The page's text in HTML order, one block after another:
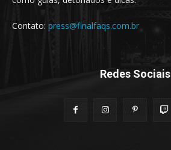
Contato: press@finalfaqs.com.br
Redes Sociais